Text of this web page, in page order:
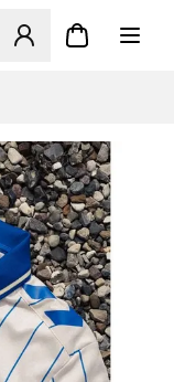
en Modal til at